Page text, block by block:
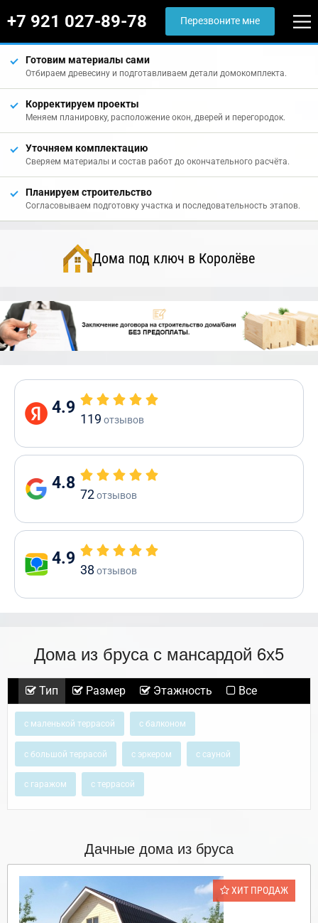
+7 921 027-89-78 Перезвоните мне
Готовим материалы сами
Отбираем древесину и подготавливаем детали домокомплекта.
Корректируем проекты
Меняем планировку, расположение окон, дверей и перегородок.
Уточняем комплектацию
Сверяем материалы и состав работ до окончательного расчёта.
Планируем строительство
Согласовываем подготовку участка и последовательность этапов.
Дома под ключ в Королёве
4.9
119 отзывов
4.8
72отзывов
4.9
38 отзывов
Дома из бруса с мансардой 6х5
Тип Размер Этажность Все
с маленькой террасой с балконом
с большой террасой с эркером с сауной
с гаражом с террасой
Дачные дома из бруса
ХИТ ПРОДАЖ